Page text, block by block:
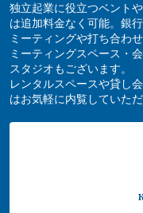
独立起業に役立つベント
は追加料金なく可能。銀
ミーティングや打ち合わ
ミーティングスペース・
スタジオもございます。
レンタルスペースや貸し
はお気軽に内覧していた